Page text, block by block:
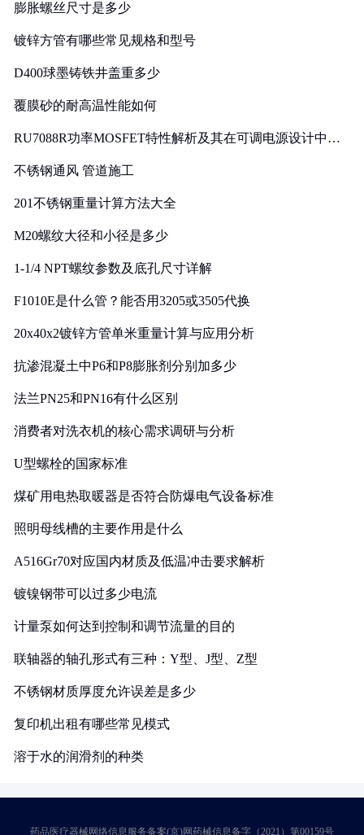
膨胀螺丝尺寸是多少
镀锌方管有哪些常见规格和型号
D400球墨铸铁井盖重多少
覆膜砂的耐高温性能如何
RU7088R功率MOSFET特性解析及其在可调电源设计中的
不锈钢通风 管道施工
201不锈钢重量计算方法大全
M20螺纹大径和小径是多少
1-1/4 NPT螺纹参数及底孔尺寸详解
F1010E是什么管？能否用3205或3505代换
20x40x2镀锌方管单米重量计算与应用分析
抗渗混凝土中P6和P8膨胀剂分别加多少
法兰PN25和PN16有什么区别
消费者对洗衣机的核心需求调研与分析
U型螺栓的国家标准
煤矿用电热取暖器是否符合防爆电气设备标准
照明母线槽的主要作用是什么
A516Gr70对应国内材质及低温冲击要求解析
镀镍钢带可以过多少电流
计量泵如何达到控制和调节流量的目的
联轴器的轴孔形式有三种：Y型、J型、Z型
不锈钢材质厚度允许误差是多少
复印机出租有哪些常见模式
溶于水的润滑剂的种类
药品医疗器械网络信息服务备案(京)网药械信息备字（2021）第00159号